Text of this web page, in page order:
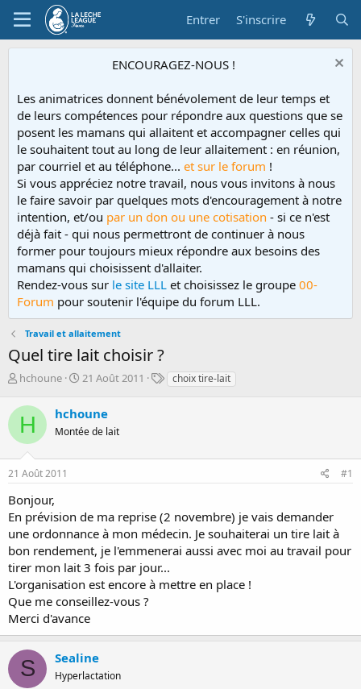
Entrer S'inscrire
ENCOURAGEZ-NOUS !
Les animatrices donnent bénévolement de leur temps et
de leurs compétences pour répondre aux questions que se
posent les mamans qui allaitent et accompagner celles qui
le souhaitent tout au long de leur allaitement : en réunion,
par courriel et au téléphone... et sur le forum !
Si vous appréciez notre travail, nous vous invitons à nous
le faire savoir par quelques mots d'encouragement à notre
intention, et/ou par un don ou une cotisation - si ce n'est
déjà fait - qui nous permettront de continuer à nous
former pour toujours mieux répondre aux besoins des
mamans qui choisissent d'allaiter.
Rendez-vous sur le site LLL et choisissez le groupe 00-
Forum pour soutenir l'équipe du forum LLL.
Travail et allaitement
Quel tire lait choisir ?
D
m
a
r
é
e
a
r
hchoune
D
e
d
d
t
21 Août 2011
Tchoix tire-lait
H hchoune
Montée de lait
21 Août 2011 #1
Bonjour,
En prévision de ma reprise (2 novembre) je vais demander
une ordonnance à mon médecin. Je souhaiterai un tire lait à
bon rendement, je l'emmenerai aussi avec moi au travail pour
tirer mon lait 3 fois par jour...
L'organisation est encore à mettre en place !
Que me conseillez-vous ?
Merci d'avance
S Sealine
Hyperlactation